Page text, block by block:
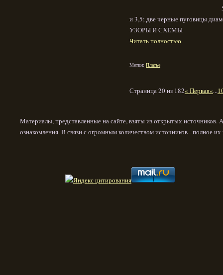
и 3,5; две черные пуговицы
УЗОРЫ И СХЕМЫ
Читать полностью
Метки: Платье
Страница 20 из 182« Первая«...
Материалы, представленные на сайте, взяты из открытых
ознакомления. В связи с огромным количеством источников - полное